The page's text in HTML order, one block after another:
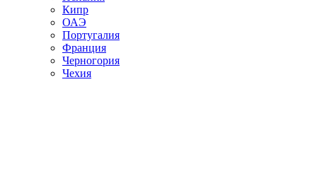
Кипр
ОАЭ
Португалия
Франция
Черногория
Чехия